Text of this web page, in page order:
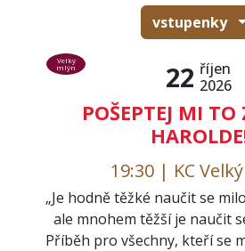
vstupenky
22 říjen
2026
POŠEPTEJ MI
Velký
mlýn
19:30 | KC
„Je hodně těžké naučit se
ale mnohem těžší je naučit
Příběh pro všechny, kteří se